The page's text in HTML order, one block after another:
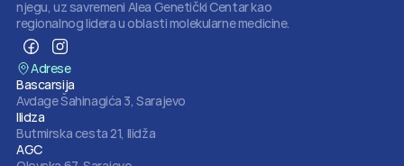
njegu, uz savremeni Alea Genetički Centar kao
regionalnog lidera u oblasti molekularne medicine.
Adrese
Bascarsija
Avdage Šahinagića 3, Sarajevo
Ilidza
Butmirska cesta 21, Ilidža
AGC